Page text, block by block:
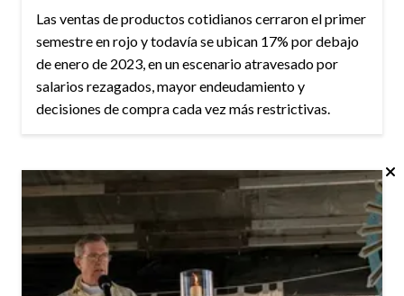
Las ventas de productos cotidianos cerraron el primer
semestre en rojo y todavía se ubican 17% por debajo
de enero de 2023, en un escenario atravesado por
salarios rezagados, mayor endeudamiento y
decisiones de compra cada vez más restrictivas.